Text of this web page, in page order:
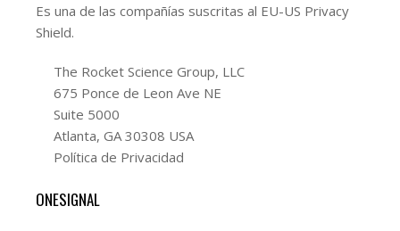
Es una de las compañías suscritas al EU-US Privacy
Shield.
The Rocket Science Group, LLC
675 Ponce de Leon Ave NE
Suite 5000
Atlanta, GA 30308 USA
Política de Privacidad
ONESIGNAL